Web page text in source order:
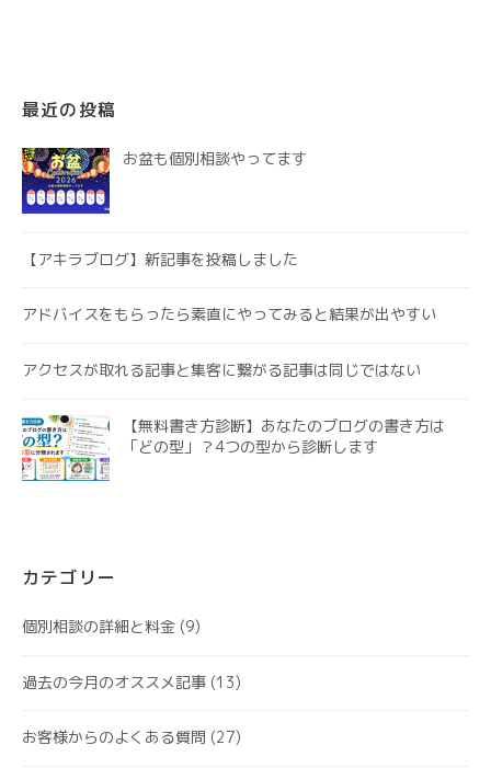
最近の投稿
お盆も個別相談やってます
【アキラブログ】新記事を投稿しました
アドバイスをもらったら素直にやってみると結果が出やすい
アクセスが取れる記事と集客に繋がる記事は同じではない
【無料書き方診断】あなたのブログの書き方は
「どの型」？4つの型から診断します
カテゴリー
個別相談の詳細と料金 (9)
過去の今月のオススメ記事 (13)
お客様からのよくある質問 (27)